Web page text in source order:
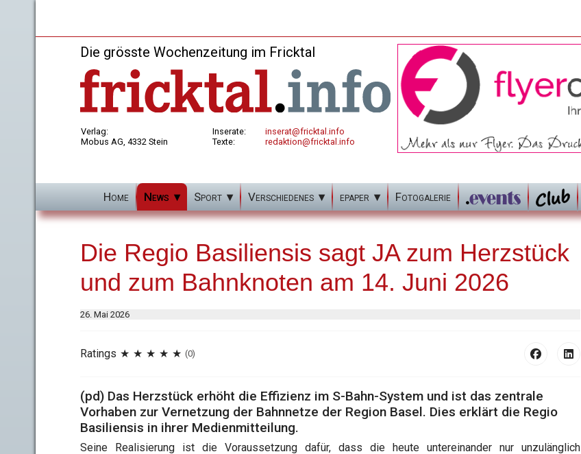
Die grösste Wochenzeitung im Fricktal
Verlag:
Mobus AG, 4332 Stein
Inserate:
Texte:
inserat@fricktal.info
redaktion@fricktal.info
Home News Sport Verschiedenes epaper Fotogalerie
Die Regio Basiliensis sagt JA zum Herzstück
und zum Bahnknoten am 14. Juni 2026
26. Mai 2026
Ratings (0)
(pd) Das Herzstück erhöht die Effizienz im S-Bahn-System und ist das zentrale
Vorhaben zur Vernetzung der Bahnnetze der Region Basel. Dies erklärt die Regio
Basiliensis in ihrer Medienmitteilung.
Seine Realisierung ist die Voraussetzung dafür, dass die heute untereinander nur unzulänglich